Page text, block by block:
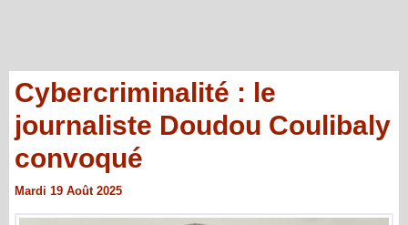
Cybercriminalité : le
journaliste Doudou Coulibaly
convoqué
Mardi 19 Août 2025